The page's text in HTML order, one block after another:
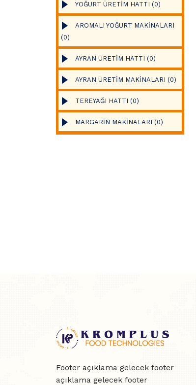
YOĞURT ÜRETİM HATTI (0)
AROMALI YOĞURT MAKİNALARI
(0)
AYRAN ÜRETİM HATTI (0)
AYRAN ÜRETİM MAKİNALARI (0)
TEREYAĞI HATTI (0)
MARGARİN MAKİNALARI (0)
Footer açıklama gelecek footer
açıklama gelecek footer